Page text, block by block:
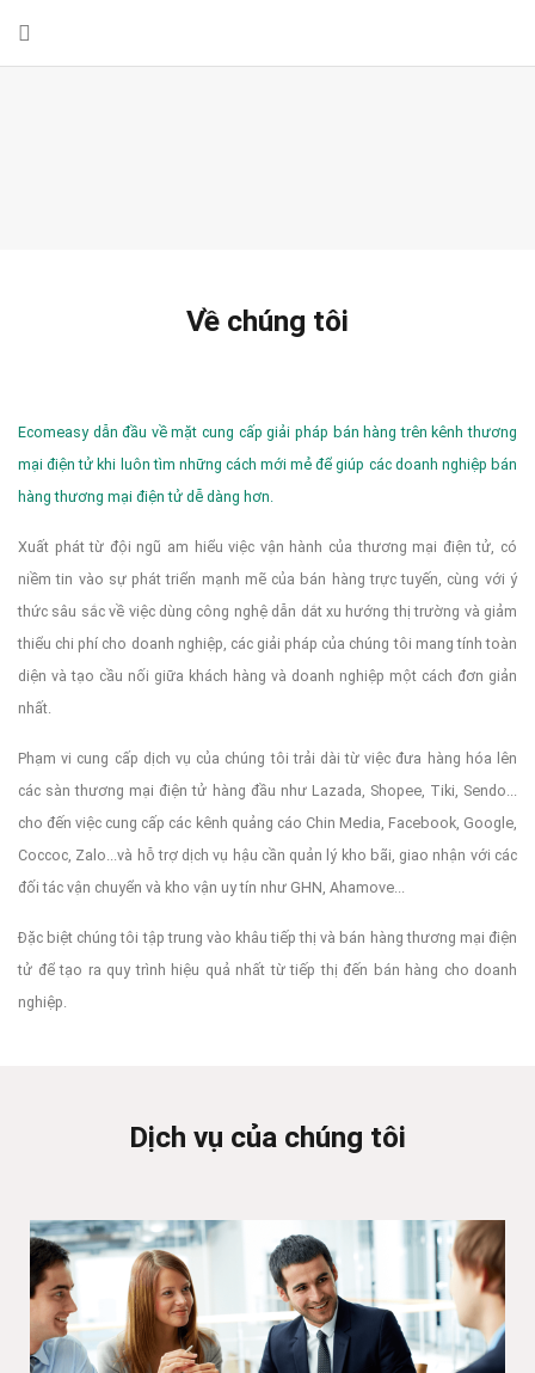
Về chúng tôi
Ecomeasy dẫn đầu về mặt cung cấp giải pháp bán hàng trên kênh thương
mại điện tử khi luôn tìm những cách mới mẻ để giúp các doanh nghiệp bán
hàng thương mại điện tử dễ dàng hơn.
Xuất phát từ đội ngũ am hiểu việc vận hành của thương mại điện tử, có
niềm tin vào sự phát triển mạnh mẽ của bán hàng trực tuyến, cùng với ý
thức sâu sắc về việc dùng công nghệ dẫn dắt xu hướng thị trường và giảm
thiểu chi phí cho doanh nghiệp, các giải pháp của chúng tôi mang tính toàn
diện và tạo cầu nối giữa khách hàng và doanh nghiệp một cách đơn giản
nhất.
Phạm vi cung cấp dịch vụ của chúng tôi trải dài từ việc đưa hàng hóa lên
các sàn thương mại điện tử hàng đầu như Lazada, Shopee, Tiki, Sendo...
cho đến việc cung cấp các kênh quảng cáo Chin Media, Facebook, Google,
Coccoc, Zalo...và hỗ trợ dịch vụ hậu cần quản lý kho bãi, giao nhận với các
đối tác vận chuyển và kho vận uy tín như GHN, Ahamove...
Đặc biệt chúng tôi tập trung vào khâu tiếp thị và bán hàng thương mại điện
tử để tạo ra quy trình hiệu quả nhất từ tiếp thị đến bán hàng cho doanh
nghiệp.
Dịch vụ của chúng tôi